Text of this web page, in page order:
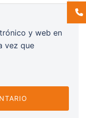
y web en
vez que